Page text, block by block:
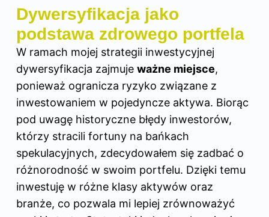
Dywersyfikacja jako
podstawa zdrowego portfela
W ramach mojej strategii inwestycyjnej
dywersyfikacja zajmuje ważne miejsce,
ponieważ ogranicza ryzyko związane z
inwestowaniem w pojedyncze aktywa. Biorąc
pod uwagę historyczne błędy inwestorów,
którzy stracili fortuny na bańkach
spekulacyjnych, zdecydowałem się zadbać o
różnorodność w swoim portfelu. Dzięki temu
inwestuję w różne klasy aktywów oraz
branże, co pozwala mi lepiej zrównoważyć